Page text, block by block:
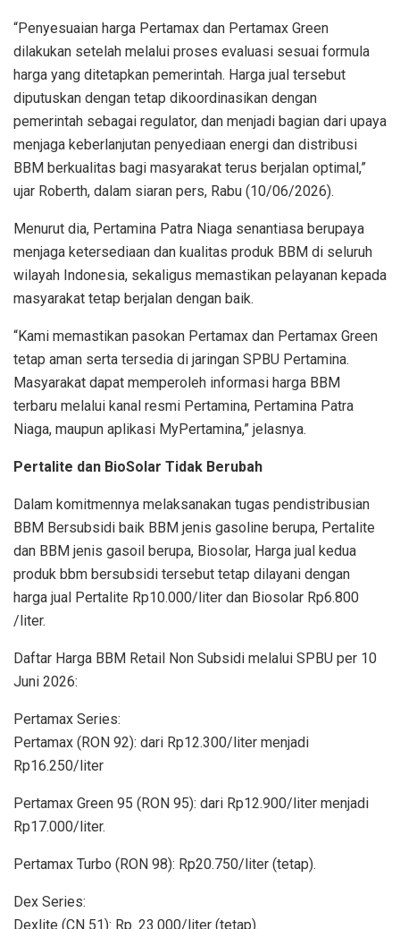
“Penyesuaian harga Pertamax dan Pertamax Green
dilakukan setelah melalui proses evaluasi sesuai formula
harga yang ditetapkan pemerintah. Harga jual tersebut
diputuskan dengan tetap dikoordinasikan dengan
pemerintah sebagai regulator, dan menjadi bagian dari upaya
menjaga keberlanjutan penyediaan energi dan distribusi
BBM berkualitas bagi masyarakat terus berjalan optimal,”
ujar Roberth, dalam siaran pers, Rabu (10/06/2026).
Menurut dia, Pertamina Patra Niaga senantiasa berupaya
menjaga ketersediaan dan kualitas produk BBM di seluruh
wilayah Indonesia, sekaligus memastikan pelayanan kepada
masyarakat tetap berjalan dengan baik.
“Kami memastikan pasokan Pertamax dan Pertamax Green
tetap aman serta tersedia di jaringan SPBU Pertamina.
Masyarakat dapat memperoleh informasi harga BBM
terbaru melalui kanal resmi Pertamina, Pertamina Patra
Niaga, maupun aplikasi MyPertamina,” jelasnya.
Pertalite dan BioSolar Tidak Berubah
Dalam komitmennya melaksanakan tugas pendistribusian
BBM Bersubsidi baik BBM jenis gasoline berupa, Pertalite
dan BBM jenis gasoil berupa, Biosolar, Harga jual kedua
produk bbm bersubsidi tersebut tetap dilayani dengan
harga jual Pertalite Rp10.000/liter dan Biosolar Rp6.800
/liter.
Daftar Harga BBM Retail Non Subsidi melalui SPBU per 10
Juni 2026:
Pertamax Series:
Pertamax (RON 92): dari Rp12.300/liter menjadi
Rp16.250/liter
Pertamax Green 95 (RON 95): dari Rp12.900/liter menjadi
Rp17.000/liter.
Pertamax Turbo (RON 98): Rp20.750/liter (tetap).
Dex Series:
Dexlite (CN 51): Rp. 23.000/liter (tetap).